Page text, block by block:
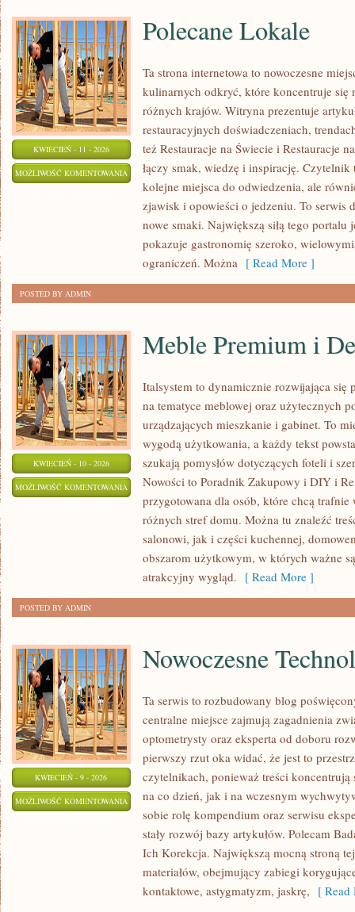
KWIECIEŃ - 11 - 2026
MOŻLIWOŚĆ KOMENTOWANIA POLECANE
LOKALE
Polecane Lokale
Ta strona internetowa to nowoczesne
kulinarnych odkryć, które koncentruje się
różnych krajów. Witryna prezentuje
restauracyjnych doświadczeniach,
też Restauracje na Świecie i Restauracje
łączy smak, wiedzę i inspirację.
kolejne miejsca do odwiedzenia, ale
zjawisk i opowieści o jedzeniu. To serwis
nowe smaki. Największą siłą tego portalu
pokazuje gastronomię szeroko,
ograniczeń. Można [ Read More ]
POSTED BY ADMIN
KWIECIEŃ - 10 - 2026
MOŻLIWOŚĆ KOMENTOWANIA MEBLE
PREMIUM
DESIGNERSKIE
Meble Premium i
Italsystem to dynamicznie rozwijająca się
na tematyce meblowej oraz użytecznych
urządzających mieszkanie i gabinet. To
wygodą użytkowania, a każdy tekst
szukają pomysłów dotyczących foteli i
Nowości to Poradnik Zakupowy i DIY i
przygotowana dla osób, które chcą
różnych stref domu. Można tu znaleźć
salonowi, jak i części kuchennej,
obszarom użytkowym, w których ważne
atrakcyjny wygląd. [ Read More ]
POSTED BY ADMIN
KWIECIEŃ - 9 - 2026
MOŻLIWOŚĆ KOMENTOWANIA NOWOCZESNE
TECHNOLOGIE
OPTYCE
Nowoczesne
Ta serwis to rozbudowany blog
centralne miejsce zajmują zagadnienia
optometrysty oraz eksperta od doboru
pierwszy rzut oka widać, że jest to
czytelnikach, ponieważ treści
na co dzień, jak i na wczesnym
sobie rolę kompendium oraz serwisu
stały rozwój bazy artykułów. Polecam
Ich Korekcja. Największą mocną stroną
materiałów, obejmujący zabiegi
kontaktowe, astygmatyzm, jaskrę, [ Read